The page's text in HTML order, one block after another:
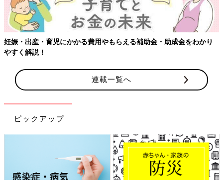
妊娠・出産・育児にかかる費用やもらえる補助金・助成金をわかり
やすく解説！
連載一覧へ
ピックアップ